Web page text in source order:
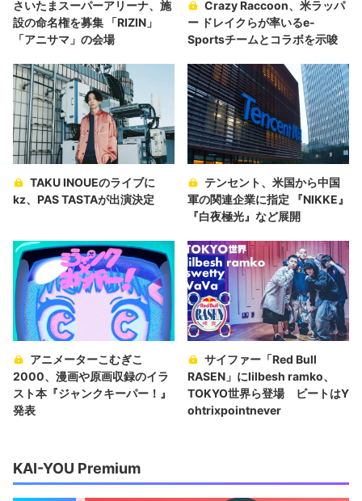
さいたまスーパーアリーナ、施
設の命名権を募集 「RIZIN」
「アニサマ」の会場
Crazy Raccoon、米ラッパ
ー ドレイクらが率いるe-
Sportsチームとコラボを示唆
TAKU INOUEのライブに
kz、PAS TASTAが出演決定
テンセント、米国から中国
軍の関連企業に指定 『NIKKE』
『白夜極光』など展開
アニメーターこむぎこ
2000、漫画や原画収録のイラ
スト本『ジャンクキーパー！』
発表
サイファー「Red Bull
RASEN」にlilbesh ramko、
TOKYO世界ら登場 ビートはY
ohtrixpointnever
KAI-YOU Premium